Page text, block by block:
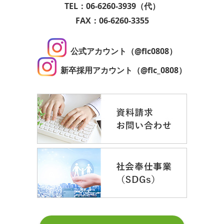
TEL：06-6260-3939（代）
FAX：06-6260-3355
公式アカウント（@flc0808）
新卒採用アカウント（@flc_0808）